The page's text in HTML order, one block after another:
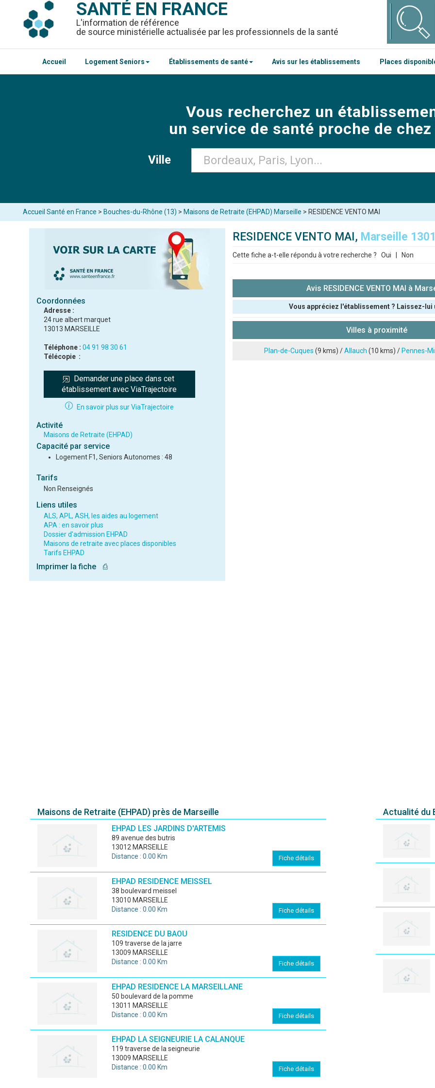
SANTÉ EN FRANCE
L'information de référence
de source ministérielle actualisée par les professionnels de la santé
Accueil Logement Seniors Établissements de santé Avis sur les établissements Places
Vous recherchez un
un service de santé proche de chez
Ville
Accueil Santé en France > Bouches-du-Rhône (13) > Maisons de Retraite (EHPAD) Marseille > RESIDENCE VENTO MAI
Coordonnées
Adresse :
24 rue albert marquet
13013 MARSEILLE
Téléphone : 04 91 98 30 61
Télécopie :
Demander une place dans cet
établissement avec ViaTrajectoire
En savoir plus sur ViaTrajectoire
Activité
Maisons de Retraite (EHPAD)
Capacité par service
Logement F1, Seniors Autonomes : 48
Tarifs
Non Renseignés
Liens utiles
ALS, APL, ASH, les aides au logement
APA : en savoir plus
Dossier d'admission EHPAD
Maisons de retraite avec places disponibles
Tarifs EHPAD
Imprimer la fiche ⎙
RESIDENCE VENTO MAI, Marseille
Cette fiche a-t-elle répondu à votre recherche ? Oui Non
Avis RESIDENCE VENTO MAI à
Vous appréciez l'établissement ? Laissez-lui
Note que vous souhaitez attribuer :
Villes à proximité
Plan-de-Cuques (9 kms) /Allauch (10 kms) / Pennes-
Maisons de Retraite (EHPAD) près de Marseille
EHPAD LES JARDINS D'ARTEMIS
89 avenue des butris
13012 MARSEILLE
Distance : 0.00 Km
Fiche détails
EHPAD RESIDENCE MEISSEL
38 boulevard meissel
13010 MARSEILLE
Distance : 0.00 Km
Fiche détails
RESIDENCE DU BAOU
109 traverse de la jarre
13009 MARSEILLE
Distance : 0.00 Km
Fiche détails
EHPAD RESIDENCE LA MARSEILLANE
50 boulevard de la pomme
13011 MARSEILLE
Distance : 0.00 Km
Fiche détails
EHPAD LA SEIGNEURIE LA CALANQUE
119 traverse de la seigneurie
13009 MARSEILLE
Distance : 0.00 Km
Fiche détails
Actualité du